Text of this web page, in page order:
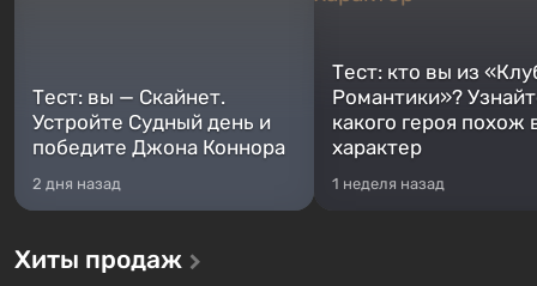
Тест: вы — Скайнет.
Устройте Судный день и
победите Джона Коннора
2 дня назад
Тест: кто вы из
Романтики»?
какого героя похож
характер
1 неделя назад
Хиты продаж